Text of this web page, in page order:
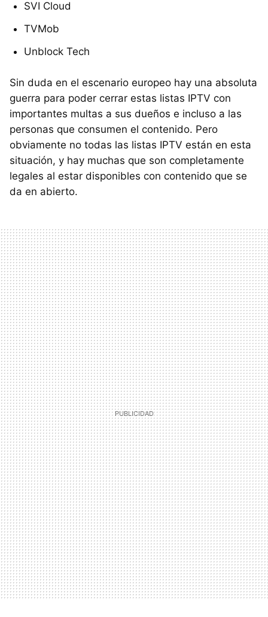
SVI Cloud
TVMob
Unblock Tech
Sin duda en el escenario europeo hay una absoluta
guerra para poder cerrar estas listas IPTV con
importantes multas a sus dueños e incluso a las
personas que consumen el contenido. Pero
obviamente no todas las listas IPTV están en esta
situación, y hay muchas que son completamente
legales al estar disponibles con contenido que se
da en abierto.